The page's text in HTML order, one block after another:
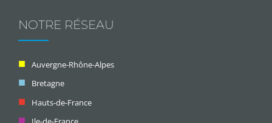
NOTRE RÉSEAU
Auvergne-Rhône-Alpes
Bretagne
Hauts-de-France